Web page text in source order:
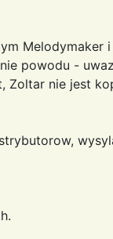
Melodymaker
powodu -
Zoltar nie jest